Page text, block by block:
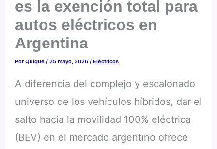
es la exención total para
autos eléctricos en
Argentina
PorQuique / 25 mayo, 2026 / Eléctricos
A diferencia del complejo y escalonado
universo de los vehículos híbridos, dar el
salto hacia la movilidad 100% eléctrica
(BEV) en el mercado argentino ofrece